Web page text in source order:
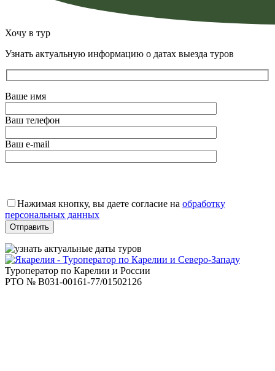
Хочу в тур
Узнать актуальную информацию о датах выезда туров
Ваше имя
Ваш телефон
Ваш e-mail
это
поле
пустым.
Нажимая кнопку, вы даете согласие на обработку
персональных данных
Туроператор по Карелии и России
РТО № В031-00161-77/01502126